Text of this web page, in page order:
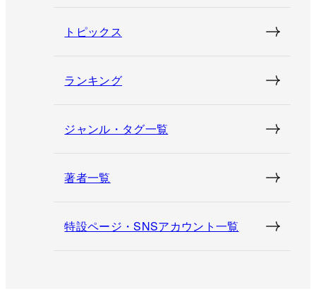
トピックス
ランキング
ジャンル・タグ一覧
著者一覧
特設ページ・SNSアカウント一覧